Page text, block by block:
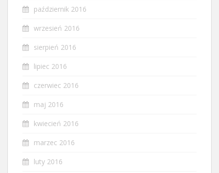
październik 2016
wrzesień 2016
sierpień 2016
lipiec 2016
czerwiec 2016
maj 2016
kwiecień 2016
marzec 2016
luty 2016